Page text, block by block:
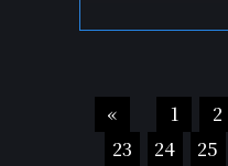
« 1 2
23
24 25